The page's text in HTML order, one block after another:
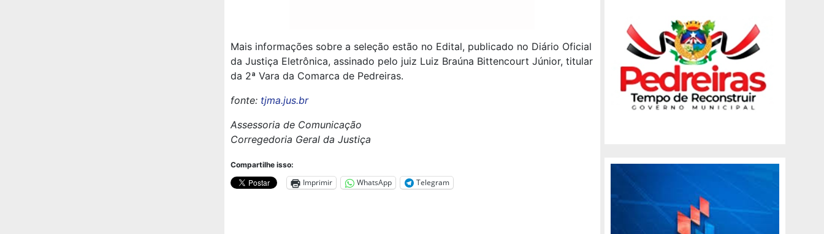
Mais informações sobre a seleção estão no Edital, publicado no Diário Oficial
da Justiça Eletrônica, assinado pelo juiz Luiz Braúna Bittencourt Júnior, titular
da 2ª Vara da Comarca de Pedreiras.
fonte: tjma.jus.br
Assessoria de Comunicação
Corregedoria Geral da Justiça
Compartilhe isso:
Imprimir WhatsApp Telegram